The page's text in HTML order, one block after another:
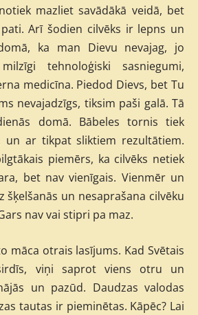
mazliet savādākā veidā, bet
Arī šodien cilvēks ir lepns un
ka man Dievu nevajag, jo
tehnoloģiski sasniegumi,
medicīna. Piedod Dievs, bet Tu
nevajadzīgs, tiksim paši galā. Tā
domā. Bābeles tornis tiek
un ar tikpat sliktiem rezultātiem.
piemērs, ka cilvēks netiek
bet nav vienīgais. Vienmēr un
šķelšanās un nesaprašana cilvēku
nav vai stipri pa maz.
māca otrais lasījums. Kad Svētais
viņi saprot viens otru un
un pazūd. Daudzas valodas
tautas ir pieminētas. Kāpēc? Lai